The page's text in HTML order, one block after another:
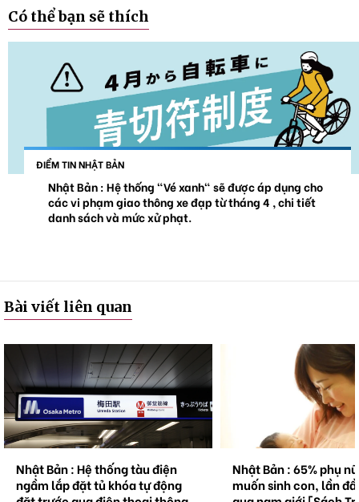
Có thể bạn sẽ thích
ĐIỂM TIN NHẬT BẢN
Nhật Bản : Hệ thống "Vé xanh" sẽ được áp dụng cho
các vi phạm giao thông xe đạp từ tháng 4 , chi tiết
danh sách và mức xử phạt.
Bài viết liên quan
Nhật Bản : Hệ thống tàu điện
ngầm lắp đặt tủ khóa tự động
Nhật Bản : 65% phụ
muốn sinh con, lần